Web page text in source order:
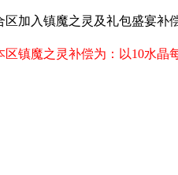
区加入镇魔之灵及礼包盛宴补
区镇魔之灵补偿为：以10水晶